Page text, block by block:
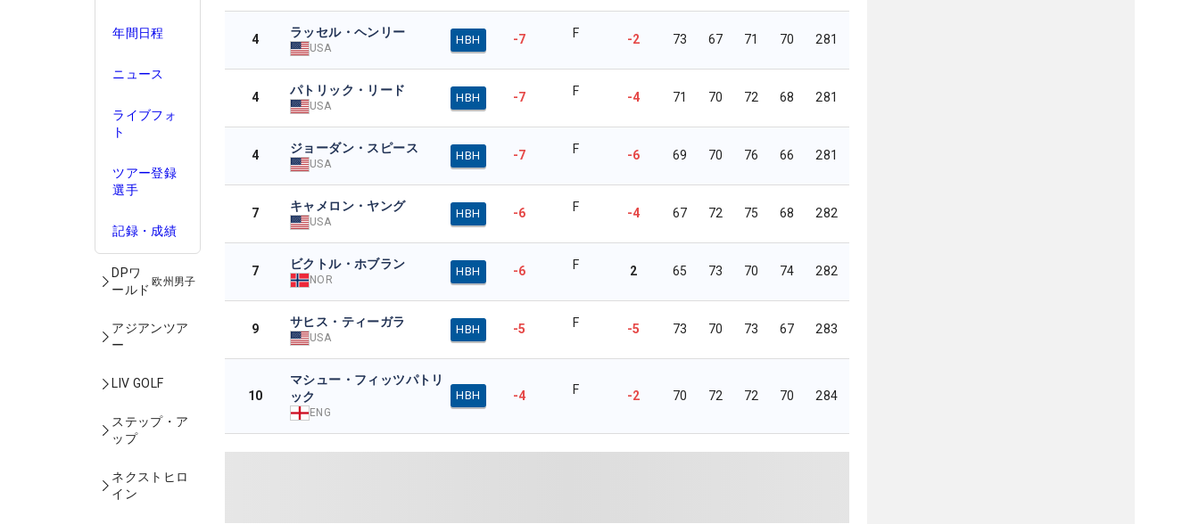
年間日程
ニュース
ライブフォ
ト
ツアー登録
選手
記録・成績
DPワ
ールド
欧州男子
アジアンツア
ー
LIV GOLF
ステップ・ア
ップ
ネクストヒロ
イン
4 ラッセル・ヘンリー
USA
HBH -7 F -2 73 67 71 70 281
4 パトリック・リード
USA
HBH -7 F -4 71 70 72 68 281
4 ジョーダン・スピース
USA
HBH -7 F -6 69 70 76 66 281
7 キャメロン・ヤング
USA
HBH -6 F -4 67 72 75 68 282
7 ビクトル・ホブラン
NOR
HBH -6 F 2 65 73 70 74 282
9 サヒス・ティーガラ
USA
HBH -5 F -5 73 70 73 67 283
10
マシュー・フィッツパトリ
ック
ENG
HBH -4 F -2 70 72 72 70 284